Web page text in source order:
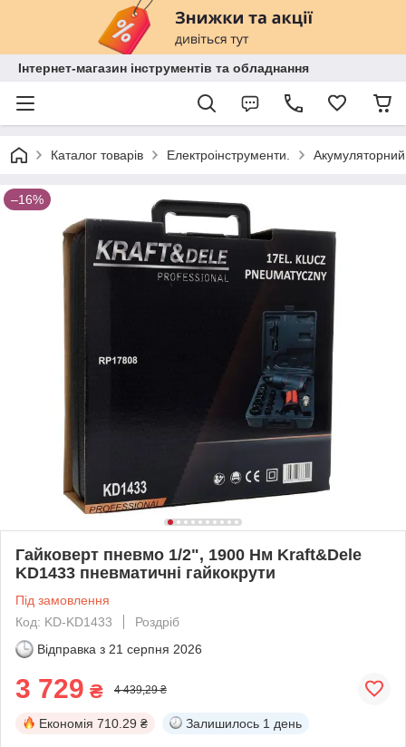
Інтернет-магазин інструментів та обладнання
Каталог товарів Електроінструменти. Акумуляторний
–16%
Гайковерт пневмо 1/2", 1900 Нм Kraft&Dele
KD1433 пневматичні гайкокрути
Під замовлення
Код: KD-KD1433
Роздріб
Відправка з 21 серпня 2026
3 729 ₴ 4 439,29 ₴
Економія 710.29 ₴ Залишилось 1 день